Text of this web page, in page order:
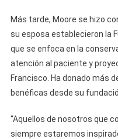
Más tarde, Moore se hizo
su esposa establecieron la
que se enfoca en la
atención al paciente y
Francisco. Ha donado más
benéficas desde su
“Aquellos de nosotros que
siempre estaremos